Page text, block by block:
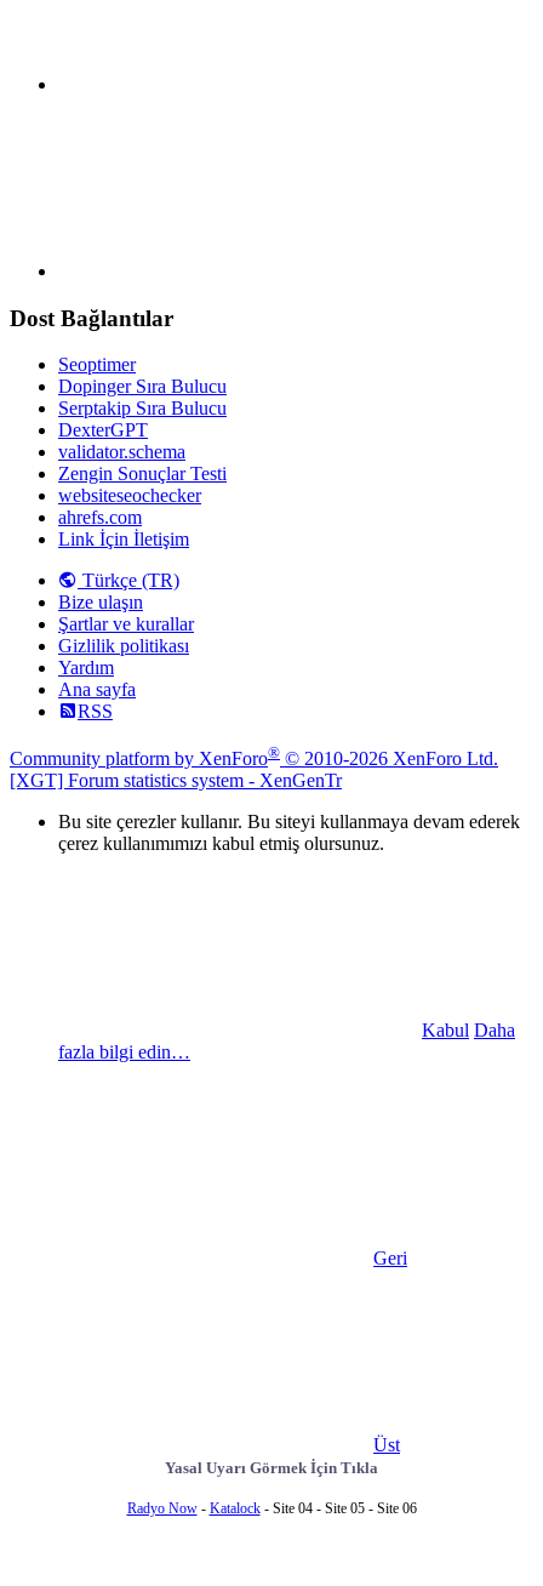
Dost Bağlantılar
Seoptimer
Dopinger Sıra Bulucu
Serptakip Sıra Bulucu
DexterGPT
validator.schema
Zengin Sonuçlar Testi
websiteseochecker
ahrefs.com
Link İçin İletişim
Türkçe (TR)
Bize ulaşın
Şartlar ve kurallar
Gizlilik politikası
Yardım
Ana sayfa
RSS
Community platform by XenForo® © 2010-2026 XenForo Ltd.
[XGT] Forum statistics system - XenGenTr
Bu site çerezler kullanır. Bu siteyi kullanmaya devam ederek
çerez kullanımımızı kabul etmiş olursunuz.
Kabul Daha
fazla bilgi edin…
Geri
Üst
Yasal Uyarı Görmek İçin Tıkla
Radyo Now- Katalock- Site 04 - Site 05 - Site 06